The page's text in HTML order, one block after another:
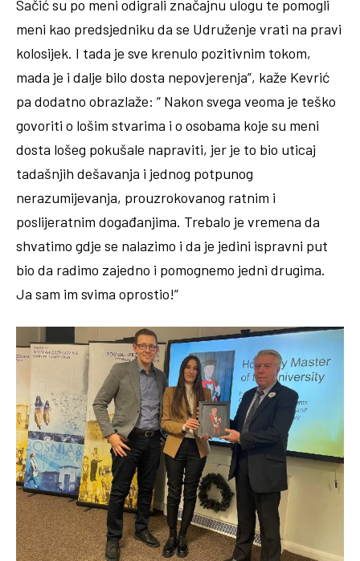
Sačić su po meni odigrali značajnu ulogu te pomogli
meni kao predsjedniku da se Udruženje vrati na pravi
kolosijek. I tada je sve krenulo pozitivnim tokom,
mada je i dalje bilo dosta nepovjerenja”, kaže Kevrić
pa dodatno obrazlaže: ” Nakon svega veoma je teško
govoriti o lošim stvarima i o osobama koje su meni
dosta lošeg pokušale napraviti, jer je to bio uticaj
tadašnjih dešavanja i jednog potpunog
nerazumijevanja, prouzrokovanog ratnim i
poslijeratnim događanjima. Trebalo je vremena da
shvatimo gdje se nalazimo i da je jedini ispravni put
bio da radimo zajedno i pomognemo jedni drugima.
Ja sam im svima oprostio!”